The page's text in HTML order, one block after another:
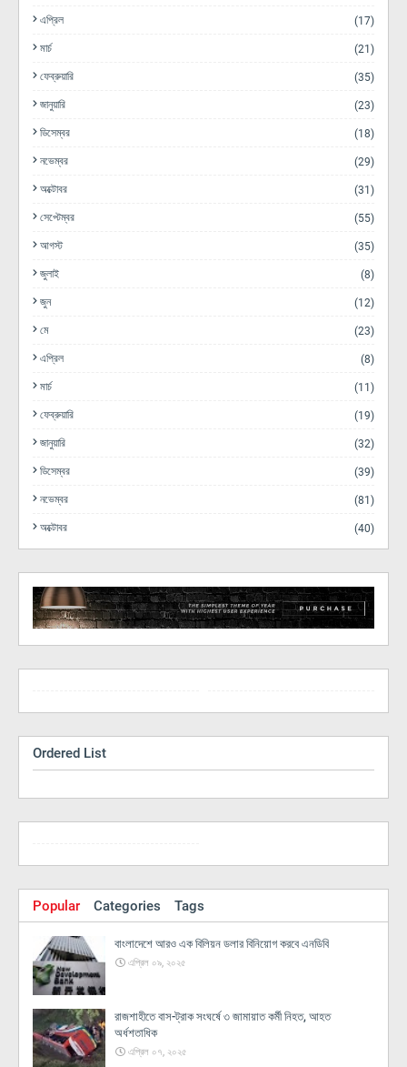
এপ্রিল (17)
মার্চ (21)
ফেব্রুয়ারি (35)
জানুয়ারি (23)
ডিসেম্বর (18)
নভেম্বর (29)
অক্টোবর (31)
সেপ্টেম্বর (55)
আগস্ট (35)
জুলাই (8)
জুন (12)
মে (23)
এপ্রিল (8)
মার্চ (11)
ফেব্রুয়ারি (19)
জানুয়ারি (32)
ডিসেম্বর (39)
নভেম্বর (81)
অক্টোবর (40)
Ordered List
Popular Categories Tags
বাংলাদেশে আরও এক বিলিয়ন ডলার বিনিয়োগ করবে এনডিবি
এপ্রিল ০৯, ২০২৫
রাজশাহীতে বাস-ট্রাক সংঘর্ষে ৩ জামায়াত কর্মী নিহত, আহত
অর্ধশতাধিক
এপ্রিল ০৭, ২০২৫